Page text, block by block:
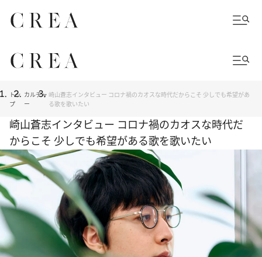
トッ
プ
カルチャ
ー
崎山蒼志インタビュー コロナ禍のカオスな時代だからこそ 少しでも希望があ
る歌を歌いたい
崎山蒼志インタビュー コロナ禍のカオスな時代だ
からこそ 少しでも希望がある歌を歌いたい